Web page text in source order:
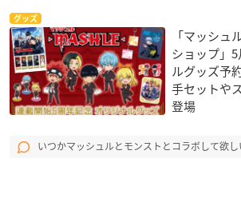
グッズ
「マッシ
ショップ」
ルグッズ予
手セットや
登場
いつかマッシュルとモンストとコラボして欲し